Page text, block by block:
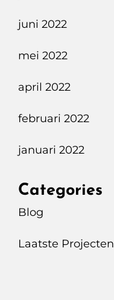
juni 2022
mei 2022
april 2022
februari 2022
januari 2022
Categories
Blog
Laatste Projecten